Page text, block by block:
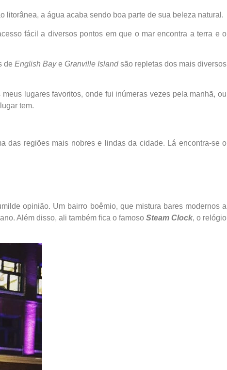
litorânea, a água acaba sendo boa parte de sua beleza natural.
fácil a diversos pontos em que o mar encontra a terra e o
de English Baye Granville Islandsão repletas dos mais diversos
lugares favoritos, onde fui inúmeras vezes pela manhã, ou
tem.
das regiões mais nobres e lindas da cidade. Lá encontra-se o
opinião. Um bairro boêmio, que mistura bares modernos a
Além disso, ali também fica o famoso Steam Clock, o relógio